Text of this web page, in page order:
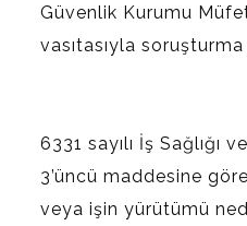
Güvenlik Kurumu
vasıtasıyla soruşturma
6331 sayılı İş Sağlığı
3’üncü maddesine
veya işin yürütümü